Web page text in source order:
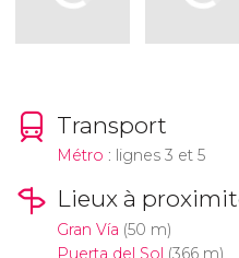
Transport
Métro : lignes 3 et 5
Lieux à
Gran Vía (50 m)
Puerta del Sol (366 m)